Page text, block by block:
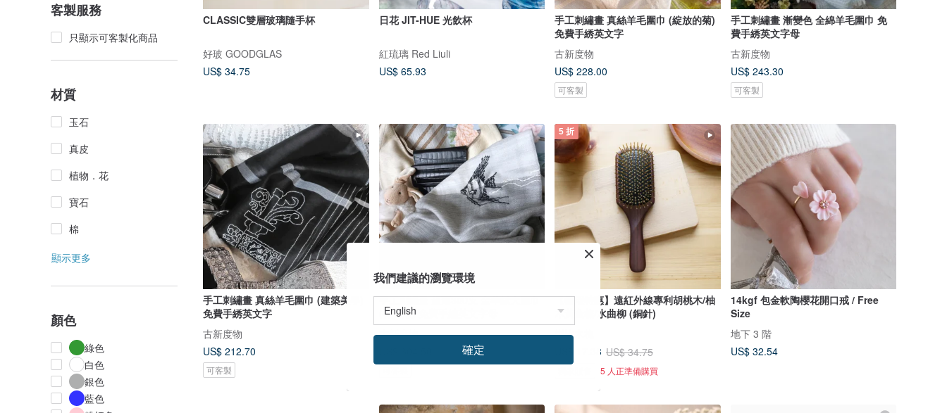
客製服務
只顯示可客製化商品
材質
玉石
真皮
植物．花
寶石
棉
顯示更多
顏色
綠色
白色
銀色
藍色
CLASSIC雙層玻璃隨手杯
好玻 GOODGLAS
US$ 34.75
日花 JIT-HUE 光飲杯
紅琉璃 Red Liuli
US$ 65.93
手工刺繡畫 真絲羊毛圍巾 (綻放的菊)
免費手綉英文字
古新度物
US$ 228.00
可客製
手工刺繡畫 漸變色 全綿羊毛圍巾 免
費手綉英文字母
古新度物
US$ 243.30
可客製
手工刺繡畫 真絲羊毛圍巾 (建築美學)
免費手綉英文字
古新度物
US$ 212.70
可客製
手工刺繡畫 超薄300支 全羊絨大圍巾
(神仙魚) 免費手繡英文字母
古新度物
5 折
【微瑕特惠】遠紅外線專利胡桃木/柚
木黃金梳/水曲柳 (銅針)
樹比木梳
US$ 17.38 US$ 34.75
5 人正準備購買
14kgf 包金軟陶櫻花開口戒 / Free
Size
地下 3 階
US$ 32.54
我們建議的瀏覽環境
確定